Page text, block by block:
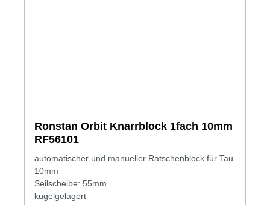
Ronstan Orbit Knarrblock 1fach 10mm
RF56101
automatischer und manueller Ratschenblock für Tau
10mm
Seilscheibe: 55mm
kugelgelagert